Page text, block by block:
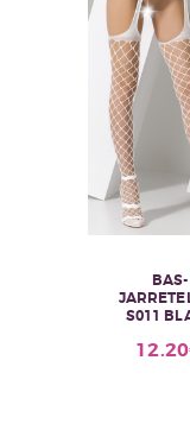
BAS-
S011
12.20